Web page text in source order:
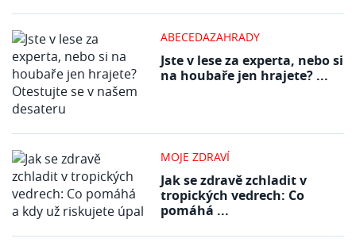
ABECEDAZAHRADY
Jste v lese za experta, nebo si
na houbaře jen hrajete? ...
MOJE ZDRAVÍ
Jak se zdravě zchladit v
tropických vedrech: Co
pomáhá ...